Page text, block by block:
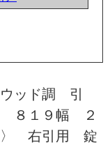
ッド調 引
８１９幅 ２
〉 右引用 錠